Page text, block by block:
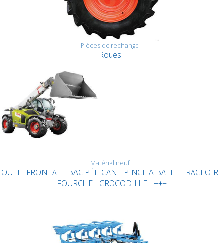
Pièces de rechange
Roues
Matériel neuf
OUTIL FRONTAL - BAC PÉLICAN - PINCE A BALLE - RACLOIR
- FOURCHE - CROCODILLE - +++